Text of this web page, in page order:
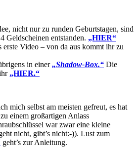
nicht nur zu runden Geburtstagen, sind
Geldscheinen entstanden. „HIER“
erste Video – von da aus kommt ihr zu
in einer„Shadow-Box.“ Die
„HIER.“
mich selbst am meisten gefreut, es hat
einem großartigen Anlass
war zwar eine kleine
nicht, gibt’s nicht:-)). Lust zum
geht’s zur Anleitung.